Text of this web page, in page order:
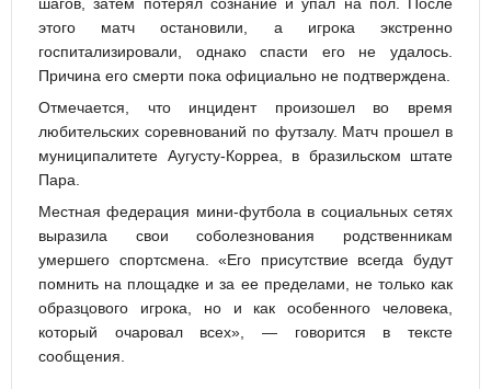
шагов, затем потерял сознание и упал на пол. После
этого матч остановили, а игрока экстренно
госпитализировали, однако спасти его не удалось.
Причина его смерти пока официально не подтверждена.
Отмечается, что инцидент произошел во время
любительских соревнований по футзалу. Матч прошел в
муниципалитете Аугусту-Корреа, в бразильском штате
Пара.
Местная федерация мини-футбола в социальных сетях
выразила свои соболезнования родственникам
умершего спортсмена. «Его присутствие всегда будут
помнить на площадке и за ее пределами, не только как
образцового игрока, но и как особенного человека,
который очаровал всех», — говорится в тексте
сообщения.